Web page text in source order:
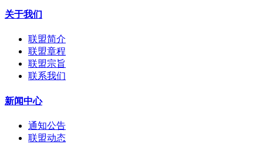
关于我们
联盟简介
联盟章程
联盟宗旨
联系我们
新闻中心
通知公告
联盟动态